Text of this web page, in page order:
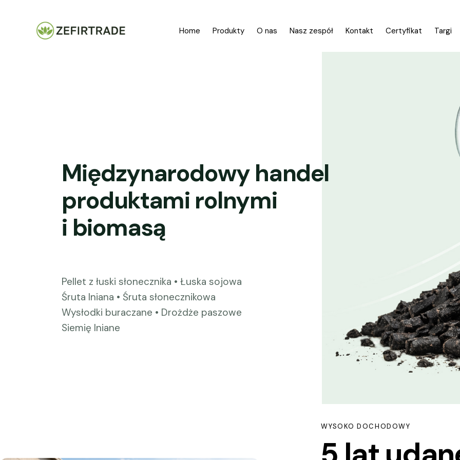
Home Produkty O nas Nasz zespół Kontakt Certyfikat Targi
Międzynarodowy handel
produktami rolnymi
i biomasą
Pellet z łuski słonecznika • Łuska sojowa
Śruta lniana • Śruta słonecznikowa
Wysłodki buraczane • Drożdże paszowe
Siemię lniane
WYSOKO DOCHODOWY